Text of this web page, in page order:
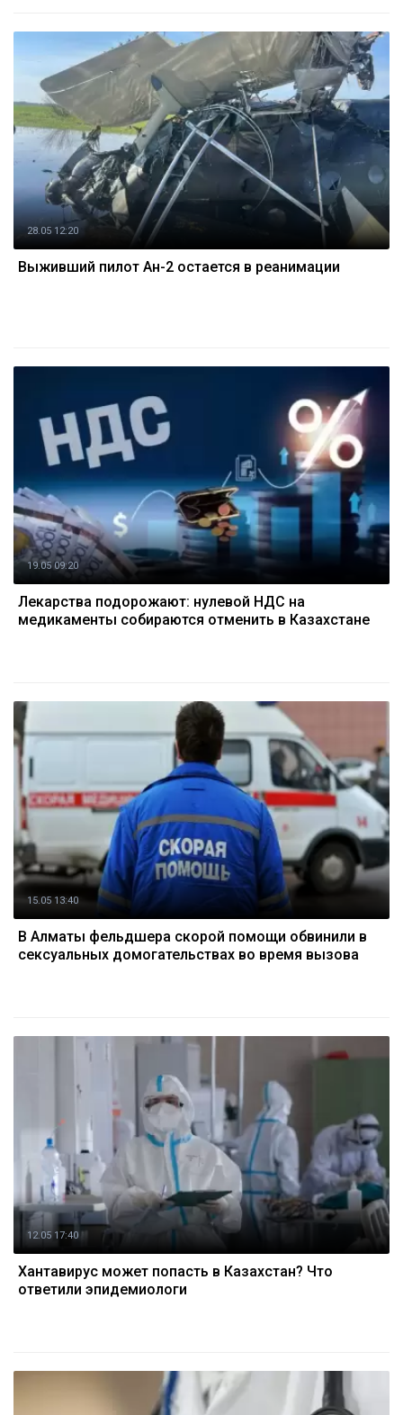
28.05 12:20
Выживший пилот Ан-2 остается в реанимации
19.05 09:20
Лекарства подорожают: нулевой НДС на
медикаменты собираются отменить в Казахстане
15.05 13:40
В Алматы фельдшера скорой помощи обвинили в
сексуальных домогательствах во время вызова
12.05 17:40
Хантавирус может попасть в Казахстан? Что
ответили эпидемиологи